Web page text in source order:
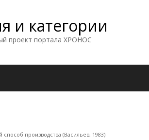
и категории
проект портала ХРОНОС
способ производства (Васильев, 1983)